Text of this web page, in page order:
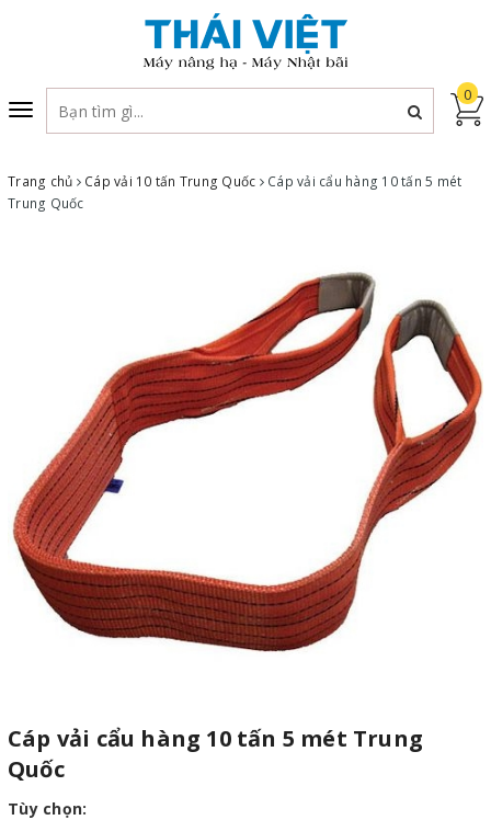
Toggle
navigation
0
Trang chủ Cáp vải 10 tấn Trung Quốc
Cáp vải cẩu hàng 10 tấn 5 mét
Trung Quốc
Cáp vải cẩu hàng 10 tấn 5 mét Trung
Quốc
Tùy chọn: